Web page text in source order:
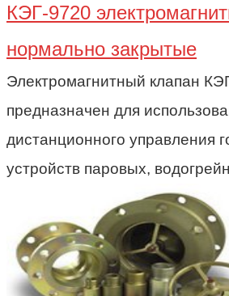
КЭГ-9720
нормально закрытые
Электромагнитный клапан
предназначен для
дистанционного управления
устройств паровых,